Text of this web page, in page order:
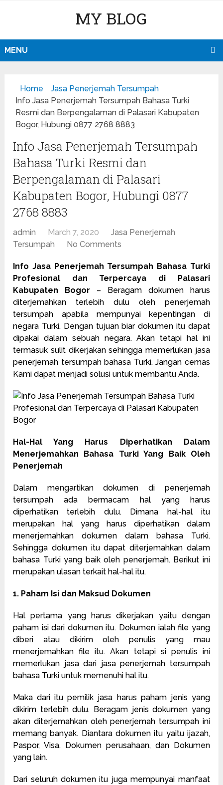
MY BLOG
MENU
Home
Jasa Penerjemah Tersumpah
Info Jasa Penerjemah Tersumpah Bahasa Turki
Resmi dan Berpengalaman di Palasari Kabupaten
Bogor, Hubungi 0877 2768 8883
Info Jasa Penerjemah Tersumpah
Bahasa Turki Resmi dan
Berpengalaman di Palasari
Kabupaten Bogor, Hubungi 0877
2768 8883
admin March 7, 2020
Jasa Penerjemah
Tersumpah
No Comments
Info Jasa Penerjemah Tersumpah Bahasa Turki
Profesional dan Terpercaya di Palasari
Kabupaten Bogor – Beragam dokumen harus
diterjemahkan terlebih dulu oleh penerjemah
tersumpah apabila mempunyai kepentingan di
negara Turki. Dengan tujuan biar dokumen itu dapat
dipakai dalam sebuah negara. Akan tetapi hal ini
termasuk sulit dikerjakan sehingga memerlukan jasa
penerjemah tersumpah bahasa Turki. Jangan cemas
Kami dapat menjadi solusi untuk membantu Anda.
Hal-Hal Yang Harus Diperhatikan Dalam
Menerjemahkan Bahasa Turki Yang Baik Oleh
Penerjemah
Dalam mengartikan dokumen di penerjemah
tersumpah ada bermacam hal yang harus
diperhatikan terlebih dulu. Dimana hal-hal itu
merupakan hal yang harus diperhatikan dalam
menerjemahkan dokumen dalam bahasa Turki.
Sehingga dokumen itu dapat diterjemahkan dalam
bahasa Turki yang baik oleh penerjemah. Berikut ini
merupakan ulasan terkait hal-hal itu.
1. Paham Isi dan Maksud Dokumen
Hal pertama yang harus dikerjakan yaitu dengan
paham isi dari dokumen itu. Dokumen ialah file yang
diberi atau dikirim oleh penulis yang mau
menerjemahkan file itu. Akan tetapi si penulis ini
memerlukan jasa dari jasa penerjemah tersumpah
bahasa Turki untuk memenuhi hal itu.
Maka dari itu pemilik jasa harus paham jenis yang
dikirim terlebih dulu. Beragam jenis dokumen yang
akan diterjemahkan oleh penerjemah tersumpah ini
memang banyak. Diantara dokumen itu yaitu ijazah,
Paspor, Visa, Dokumen perusahaan, dan Dokumen
yang lain.
Dari seluruh dokumen itu juga mempunyai manfaat